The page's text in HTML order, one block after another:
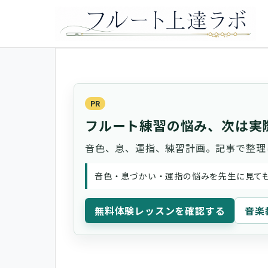
PR
フルート練習の悩み、次は実
音色、息、運指、練習計画。記事で整
音色・息づかい・運指の悩みを先生に見て
無料体験レッスンを確認する 音楽